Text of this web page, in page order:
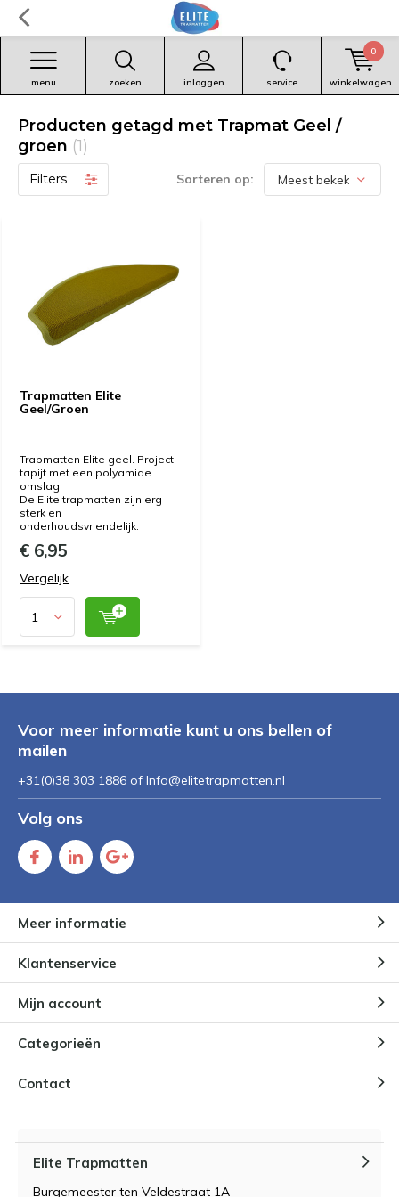
zoeken inloggen
menu service winkelwagen
0
Producten getagd met Trapmat Geel /
groen (1)
Filters Sorteren op:
Trapmatten Elite
Geel/Groen
Trapmatten Elite geel. Project
tapijt met een polyamide
omslag.
De Elite trapmatten zijn erg
sterk en
onderhoudsvriendelijk.
€ 6,95
Vergelijk
Voor meer informatie kunt u ons bellen of
mailen
+31(0)38 303 1886 of Info@elitetrapmatten.nl
Volg ons
Meer informatie
Klantenservice
Mijn account
Categorieën
Contact
Elite Trapmatten
Burgemeester ten Veldestraat 1A